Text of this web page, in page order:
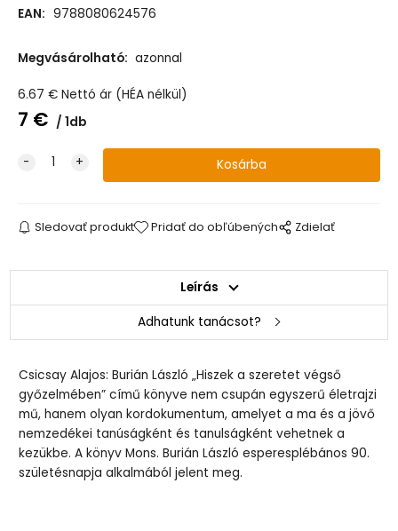
EAN: 9788080624576
Megvásárolható: azonnal
6.67 € Nettó ár (HÉA nélkül)
7 € 1db
Sledovať produkt Pridať do obľúbených Zdielať
Leírás
Adhatunk tanácsot?
Csicsay Alajos: Burián László „Hiszek a szeretet végső
győzelmében” című könyve nem csupán egyszerű életrajzi
mű, hanem olyan kordokumentum, amelyet a ma és a jövő
nemzedékei tanúságként és tanulságként vehetnek a
kezükbe. A könyv Mons. Burián László esperesplébános 90.
születésnapja alkalmából jelent meg.